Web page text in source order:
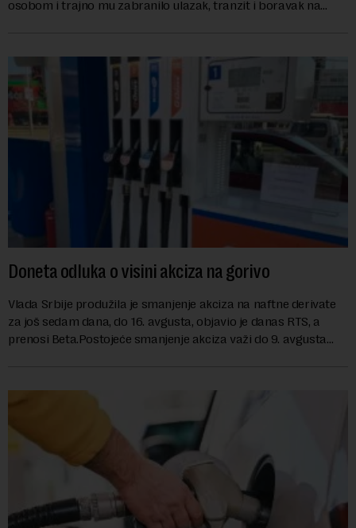
osobom i trajno mu zabranilo ulazak, tranzit i boravak na
Doneta odluka o visini akciza na gorivo
Vlada Srbije produžila je smanjenje akciza na naftne derivate
za još sedam dana, do 16. avgusta, objavio je danas RTS, a
prenosi Beta.Postojeće smanjenje akciza važi do 9. avgusta